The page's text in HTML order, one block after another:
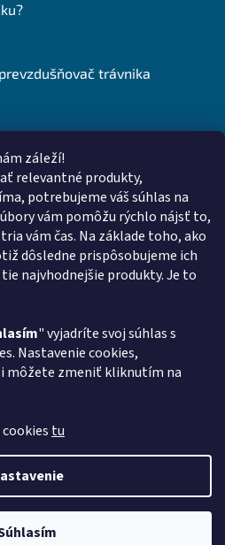
záleží!
relevantné produkty,
potrebujeme váš súhlas na
vám pomôžu rýchlo nájsť to,
vám čas. Na základe toho, ako
dôsledne prispôsobujeme ich
najvhodnejšie produkty. Je to
" vyjadríte svoj súhlas s
Nastavenie cookies,
môžete zmeniť kliknutím na
tu
trávnika
. Všetky práva vyhradené.Upraviť
cookies